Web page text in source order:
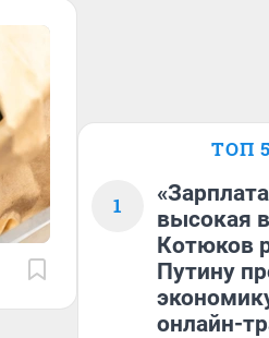
ТОП 5
1
высокая
Котюков
Путину
онлайн-